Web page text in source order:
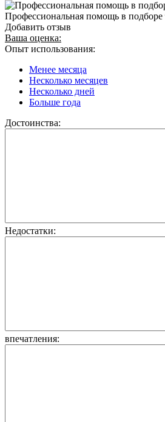
Профессиональная помощь в подборе
Добавить отзыв
Ваша оценка:
Опыт использования:
Менее месяца
Несколько месяцев
Несколько дней
Больше года
Достоинства:
Недостатки:
впечатления: